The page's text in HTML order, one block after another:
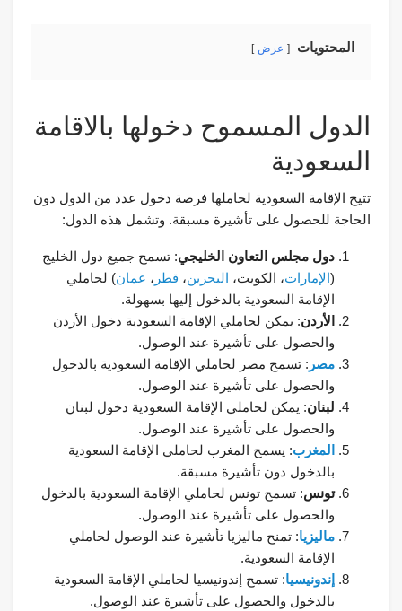
المحتويات عرض
الدول المسموح دخولها بالاقامة
السعودية
تتيح الإقامة السعودية لحاملها فرصة دخول عدد من الدول دون
الحاجة للحصول على تأشيرة مسبقة. وتشمل هذه الدول:
دول مجلس التعاون الخليجي: تسمح جميع دول الخليج
(الإمارات، الكويت، البحرين، قطر ، عمان) لحاملي
الإقامة السعودية بالدخول إليها بسهولة.
الأردن: يمكن لحاملي الإقامة السعودية دخول الأردن
والحصول على تأشيرة عند الوصول.
مصر : تسمح مصر لحاملي الإقامة السعودية بالدخول
والحصول على تأشيرة عند الوصول.
لبنان: يمكن لحاملي الإقامة السعودية دخول لبنان
والحصول على تأشيرة عند الوصول.
المغرب: يسمح المغرب لحاملي الإقامة السعودية
بالدخول دون تأشيرة مسبقة.
تونس: تسمح تونس لحاملي الإقامة السعودية بالدخول
والحصول على تأشيرة عند الوصول.
ماليزيا: تمنح ماليزيا تأشيرة عند الوصول لحاملي
الإقامة السعودية.
إندونيسيا: تسمح إندونيسيا لحاملي الإقامة السعودية
بالدخول والحصول على تأشيرة عند الوصول.